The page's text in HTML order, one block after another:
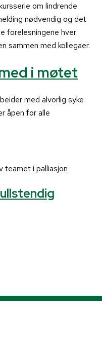
om lindrende
nødvendig og det
forelesningene hver
sammen med kollegaer.
i møtet
med alvorlig syke
åpen for alle
teamet i palliasjon